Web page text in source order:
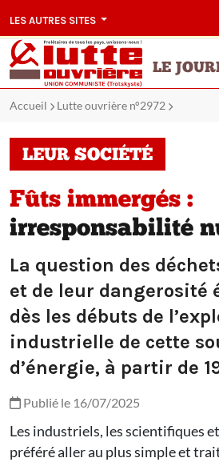
LES AUTRES SITES
LE
Accueil Lutte ouvrière n°2972
LEUR SOCIÉTÉ
Fûts immergés :
irresponsabilité
La question des
et de leur dangerosité
dès les débuts de
industrielle de cette
d’énergie, à partir de
Publié le 16/07/2025
Les industriels, les scientifiques
préféré aller au plus simple et